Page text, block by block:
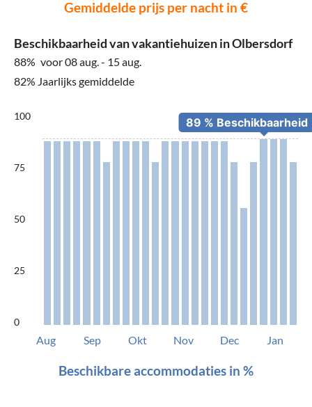
Gemiddelde prijs per nacht in €
Beschikbaarheid van vakantiehuizen in Olbersdorf
88% voor 08 aug. - 15 aug.
82% Jaarlijks gemiddelde
100
75
50
25
0
Aug Sep Okt Nov Dec Jan
Beschikbare accommodaties in %